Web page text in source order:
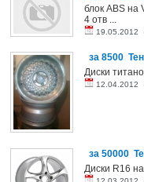
блок ABS на
4 отв ...
19.05.2012
за 8500
Диски
12.04.2012
за 50000
Диски R16